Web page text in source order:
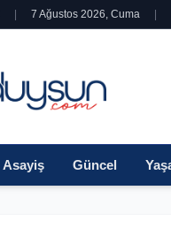
7 Ağustos 2026, Cuma
Asayiş Güncel